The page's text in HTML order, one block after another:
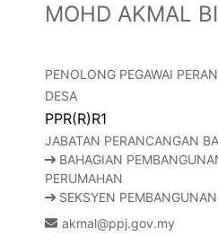
MOHD AKMAL
PENOLONG PEGAWAI
DESA
PPR(R)R1
JABATAN PERANCANGAN
BAHAGIAN
PERUMAHAN
SEKSYEN
akmal@ppj.gov.my